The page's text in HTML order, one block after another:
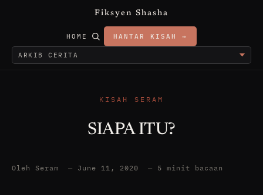
Fiksyen Shasha
HOME HANTAR KISAH →
KISAH SERAM
SIAPA ITU?
Oleh Seram — June 11, 2020 — 5 minit bacaan